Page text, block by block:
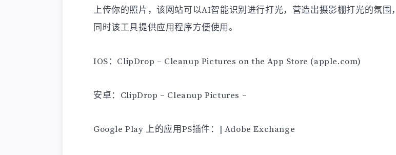
上传你的照片，该网站可以AI智能识别进行打光，营造出摄影棚打光的氛围，
同时该工具提供应用程序方便使用。
IOS：ClipDrop – Cleanup Pictures on the App Store (apple.com)
安卓：ClipDrop – Cleanup Pictures –
Google Play 上的应用PS插件：| Adobe Exchange